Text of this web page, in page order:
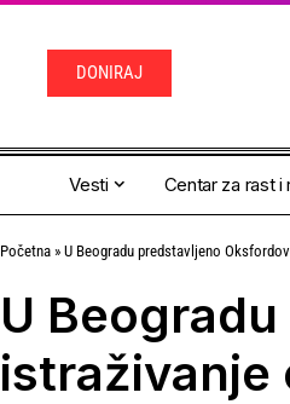
DONIRAJ
Vesti Centar za rast i
Početna » U Beogradu predstavljeno
U
istraživanje